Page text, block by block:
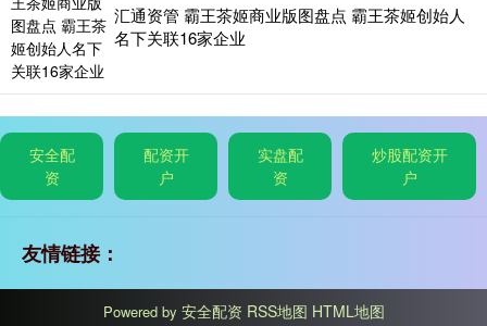
汇通资管 霸王茶姬商业版图盘点 霸王茶姬创始人
名下关联16家企业
安全配
资
配资开
户
实盘配
资
炒股配资开
户
友情链接：
Powered by 安全配资 RSS地图 HTML地图